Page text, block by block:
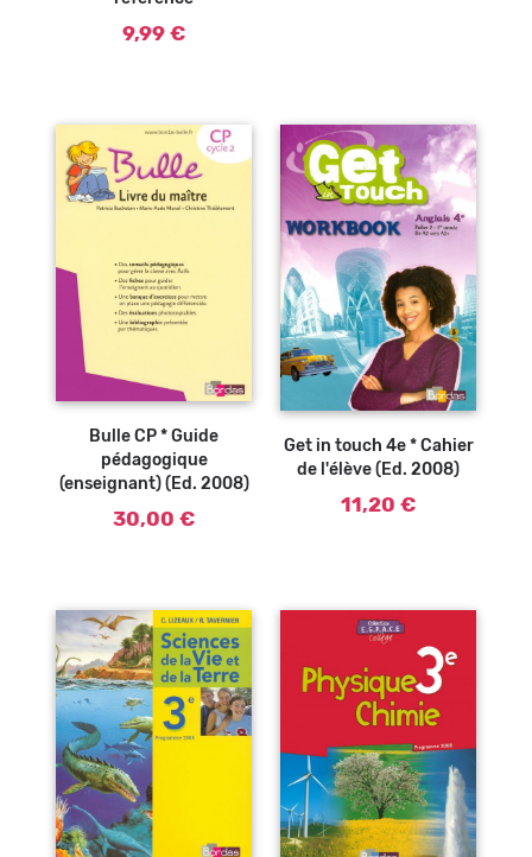
9,99 €
Ajouter au
Bulle CP * Guide
pédagogique
(enseignant) (Ed. 2008)
30,00 €
Get in touch 4e * Cahier
de l'élève (Ed. 2008)
11,20 €